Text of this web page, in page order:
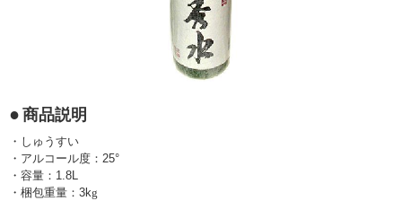
商品説明
・しゅうすい
・アルコール度：25°
・容量：1.8L
・梱包重量：3kg